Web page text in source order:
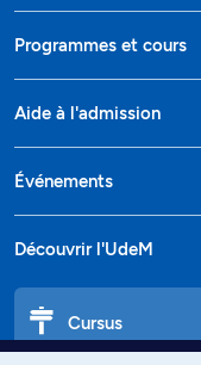
Programmes et cours
Aide à l'admission
Événements
Découvrir l'UdeM
Cursus